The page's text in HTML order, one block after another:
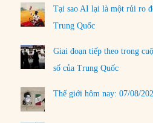
Tại sao AI lại là một rủi ro
Trung Quốc
Giai đoạn tiếp theo trong
số của Trung Quốc
Thế giới hôm nay: 07/08/